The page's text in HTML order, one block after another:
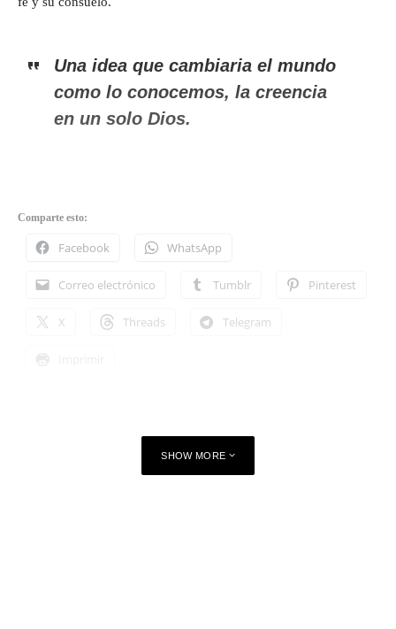
Una idea que cambiaria el mundo
como lo conocemos, la creencia
en un solo Dios.
Comparte esto:
Facebook WhatsApp
Correo electrónico Tumblr Pinterest
X Threads Telegram
SHOW MORE